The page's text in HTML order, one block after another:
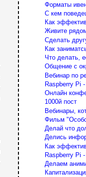
Форматы
С кем
Как
Живите
Сделать
Как
Что делать,
Общение с
Вебинар по
Raspberry Pi
Онлайн
1000й пост
Вебинары,
Фильм
Делай что
Делись
Как
Raspberry Pi
Делаем